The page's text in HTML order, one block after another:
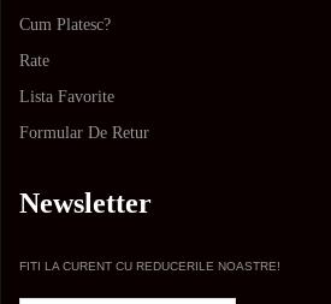
Cum Platesc?
Rate
Lista Favorite
Formular De Retur
Newsletter
FITI LA CURENT CU REDUCERILE NOASTRE!